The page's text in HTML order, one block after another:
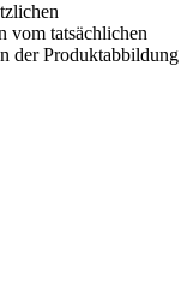
vom tatsächlichen
der Produktabbildung